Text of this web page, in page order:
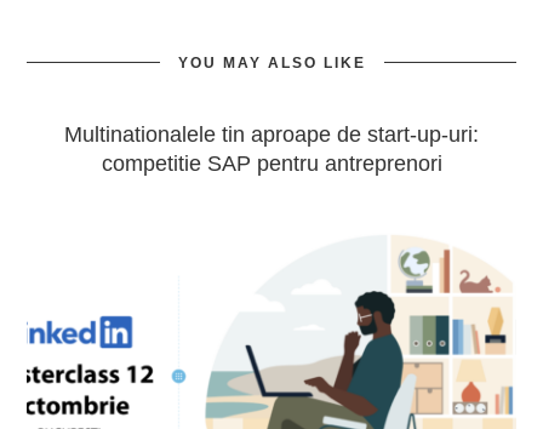
YOU MAY ALSO LIKE
Multinationalele tin aproape de start-up-uri:
competitie SAP pentru antreprenori